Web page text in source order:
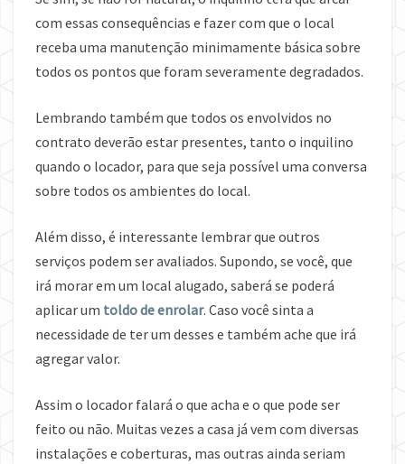
com essas consequências e fazer com que o local
receba uma manutenção minimamente básica sobre
todos os pontos que foram severamente degradados.
Lembrando também que todos os envolvidos no
contrato deverão estar presentes, tanto o inquilino
quando o locador, para que seja possível uma conversa
sobre todos os ambientes do local.
Além disso, é interessante lembrar que outros
serviços podem ser avaliados. Supondo, se você, que
irá morar em um local alugado, saberá se poderá
aplicar um toldo de enrolar. Caso você sinta a
necessidade de ter um desses e também ache que irá
agregar valor.
Assim o locador falará o que acha e o que pode ser
feito ou não. Muitas vezes a casa já vem com diversas
instalações e coberturas, mas outras ainda seriam